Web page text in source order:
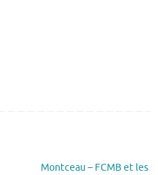
Montceau – FCMB et les